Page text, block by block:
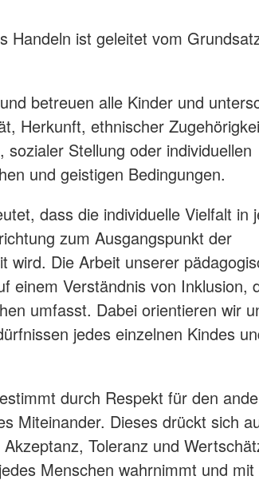
Handeln ist geleitet vom
betreuen alle Kinder und
Herkunft, ethnischer
sozialer Stellung oder individuellen
und geistigen Bedingungen.
dass die individuelle Vielfalt in
zum Ausgangspunkt der
wird. Die Arbeit unserer
einem Verständnis von Inklusion,
umfasst. Dabei orientieren wir
jedes einzelnen Kindes
durch Respekt für den
Miteinander. Dieses drückt sich
Toleranz und
Menschen wahrnimmt und